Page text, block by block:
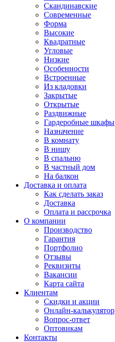
Скандинавские
Современные
Форма
Высокие
Квадратные
Угловые
Низкие
Особенности
Встроенные
Из кладовки
Закрытые
Открытые
Раздвижные
Гардеробные шкафы
Назначение
В комнату
В нишу
В спальню
В частный дом
На балкон
Доставка и оплата
Как сделать заказ
Доставка
Оплата и рассрочка
О компании
Производство
Гарантия
Портфолио
Отзывы
Реквизиты
Вакансии
Карта сайта
Клиентам
Скидки и акции
Онлайн-калькулятор
Вопрос-ответ
Оптовикам
Контакты